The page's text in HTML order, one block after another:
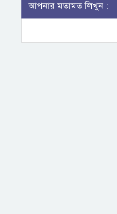
আপনার মতামত লিখুন :